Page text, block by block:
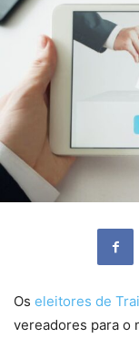
Os eleitores de
vereadores para o